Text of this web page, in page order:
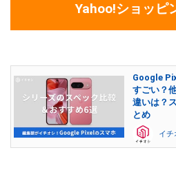
Yahoo!ショッピ
Google
すごい？
違いは？
とめ
イチ